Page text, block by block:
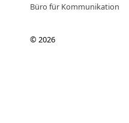
Büro für Kommunikation
© 2026